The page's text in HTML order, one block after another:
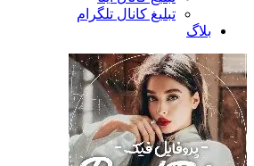
تبلیغ کانال تلگرام
بلاگ